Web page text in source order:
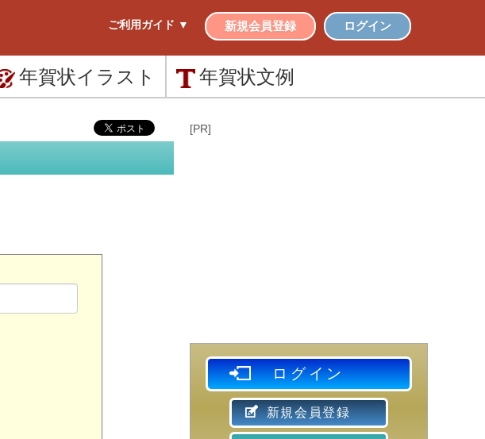
ご利用ガイド ▼ 新規会員登録 ログイン
年賀状イラスト 年賀状文例
[PR]
ログイン
新規会員登録